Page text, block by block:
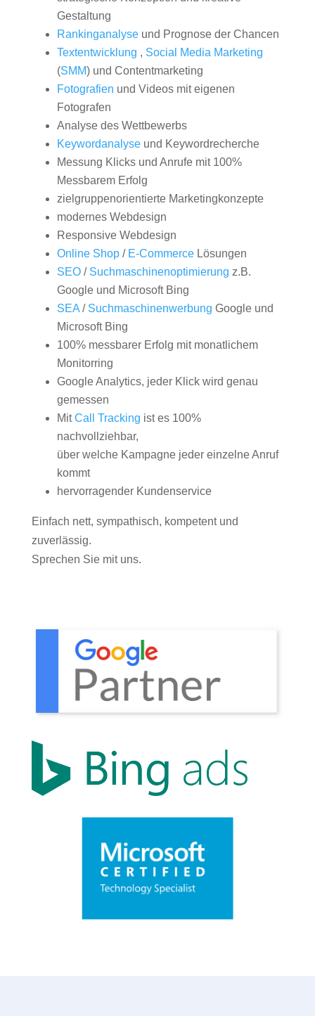
Gestaltung
Rankinganalyseund Prognose der Chancen
Textentwicklung , Social Media Marketing
(SMM) und Contentmarketing
Fotografien und Videos mit eigenen
Fotografen
Analyse des Wettbewerbs
Keywordanalyseund Keywordrecherche
Messung Klicks und Anrufe mit 100%
Messbarem Erfolg
zielgruppenorientierte Marketingkonzepte
modernes Webdesign
Responsive Webdesign
Online Shop/ E-CommerceLösungen
SEO/ Suchmaschinenoptimierung z.B.
Google und Microsoft Bing
SEA/ Suchmaschinenwerbung Google und
Microsoft Bing
100% messbarer Erfolg mit monatlichem
Monitorring
Google Analytics, jeder Klick wird genau
gemessen
MitCall Tracking ist es 100%
nachvollziehbar,
über welche Kampagne jeder einzelne Anruf
kommt
hervorragender Kundenservice
Einfach nett, sympathisch, kompetent und
zuverlässig.
Sprechen Sie mit uns.